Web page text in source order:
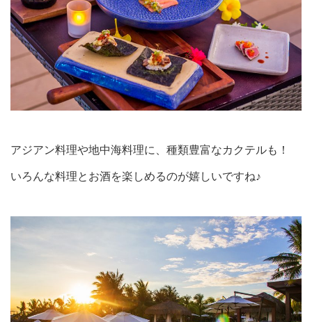
アジアン料理や地中海料理に、種類豊富なカクテルも ！
いろんな料理とお酒を楽しめるのが嬉しいですね♪